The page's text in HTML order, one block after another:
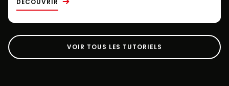
VOIR TOUS LES TUTORIELS